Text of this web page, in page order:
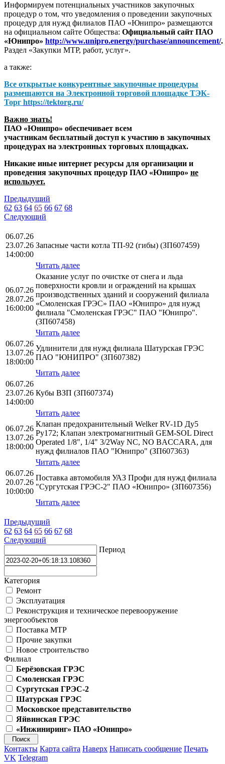
Информируем потенциальных участников закупочных
процедур о том, что уведомления о проведении закупочных
процедур для нужд филиалов ПАО «Юнипро» размещаются
на официальном сайте Общества: Официальный сайт ПАО
«Юнипро» http://www.unipro.energy/purchase/announcement/.
Раздел «Закупки МТР, работ, услуг».
а также:
Все открытые конкурентные закупочные процедуры
размещаются на Электронной торговой площадке ТЭК-
Торг https://tektorg.ru/
Важно знать!
ПАО «Юнипро» обеспечивает всем
участникам бесплатный доступ к участию в закупочных
процедурах на электронных торговых площадках.
Никакие иные интернет ресурсы для организации и
проведения закупочных процедур ПАО «Юнипро» не
использует.
Предыдущий
62 63 64 65 66 67 68
Следующий
06.07.26
23.07.26
14:00:00
Запасные части котла ТП-92 (гибы) (ЗП607459)
Читать далее
06.07.26
28.07.26
16:00:00
Оказание услуг по очистке от снега и льда
поверхности кровли и ограждений на крышах
производственных зданий и сооружений филиала
«Смоленская ГРЭС» ПАО «Юнипро» для нужд
филиала "Смоленская ГРЭС" ПАО "Юнипро".
(ЗП607458)
Читать далее
06.07.26
13.07.26
18:00:00
Удлинители для нужд филиала Шатурская ГРЭС
ПАО "ЮНИПРО" (ЗП607382)
Читать далее
06.07.26
23.07.26
14:00:00
Кубы ВЗП (ЗП607374)
Читать далее
06.07.26
13.07.26
18:00:00
Клапан предохранительный Welker RV-1D Ду5
Ру172; Клапан электромагнитный GEM-SOL Direct
Operated 1/8", 1/4" 3/2Way NC, NO BACCARA, для
нужд филиалов ПАО "Юнипро" (ЗП607363)
Читать далее
06.07.26
20.07.26
10:00:00
Поставка автомобиля УАЗ Профи для нужд филиала
"Сургутская ГРЭС-2" ПАО «Юнипро» (ЗП607356)
Читать далее
Предыдущий
62 63 64 65 66 67 68
Следующий
Период
Категория
Ремонт
Эксплуатация
Реконструкция и техническое перевооружение
энергообъектов
Поставка МТР
Прочие закупки
Новое строительство
Филиал
Берёзовская ГРЭС
Смоленская ГРЭС
Сургутская ГРЭС-2
Шатурская ГРЭС
Московское представительство
Яйвинская ГРЭС
«Инжиниринг» ПАО «Юнипро»
Контакты Карта сайта Наверх Написать сообщение Печать
VK Telegram